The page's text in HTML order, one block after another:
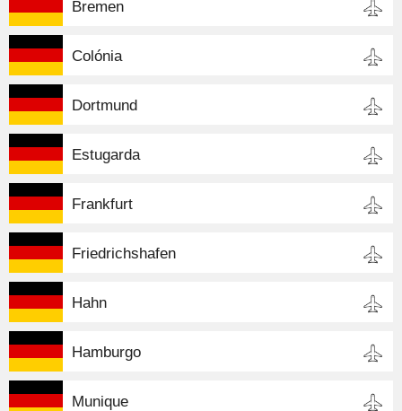
Bremen
Colónia
Dortmund
Estugarda
Frankfurt
Friedrichshafen
Hahn
Hamburgo
Munique